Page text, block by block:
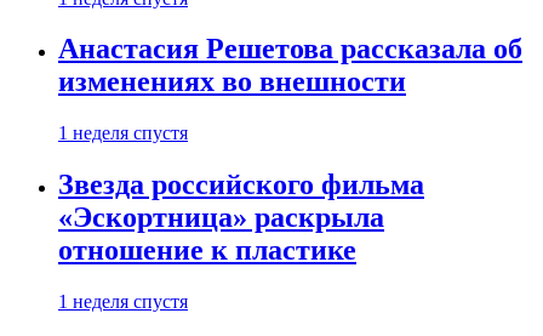
Анастасия Решетова рассказала об
изменениях во внешности
1 неделя спустя
Звезда российского фильма
«Эскортница» раскрыла
отношение к пластике
1 неделя спустя